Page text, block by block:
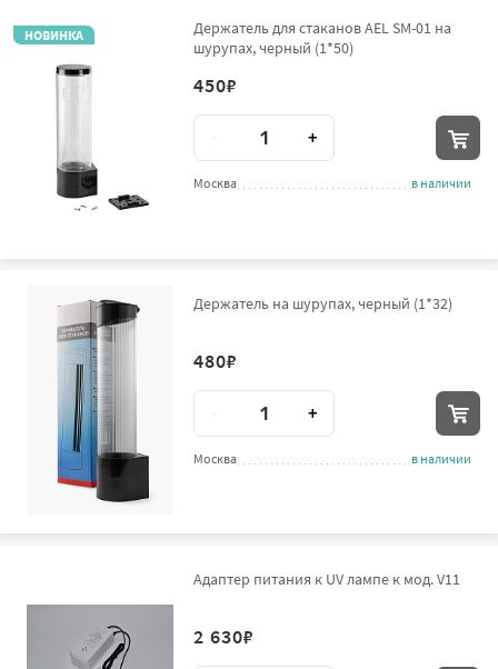
Держатель для стаканов AEL SM-01 на
шурупах, черный (1*50)
450₽
+
Москва в наличии
НОВИНКА
Держатель на шурупах, черный (1*32)
480₽
Количество
+
Москва в наличии
Адаптер питания к UV лампе к мод. V11
2 630₽